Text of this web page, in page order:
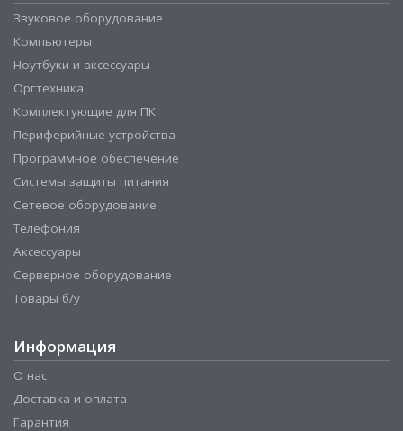
Звуковое оборудование
Компьютеры
Ноутбуки и аксессуары
Оргтехника
Комплектующие для ПК
Периферийные устройства
Программное обеспечение
Системы защиты питания
Сетевое оборудование
Телефония
Аксессуары
Серверное оборудование
Товары б/у
Информация
О нас
Доставка и оплата
Гарантия